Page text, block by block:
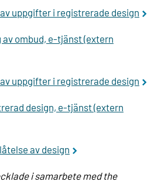
uppgifter i registrerade design
ombud, e-tjänst (extern
uppgifter i registrerade design
design, e-tjänst (extern
av design
i samarbete med the